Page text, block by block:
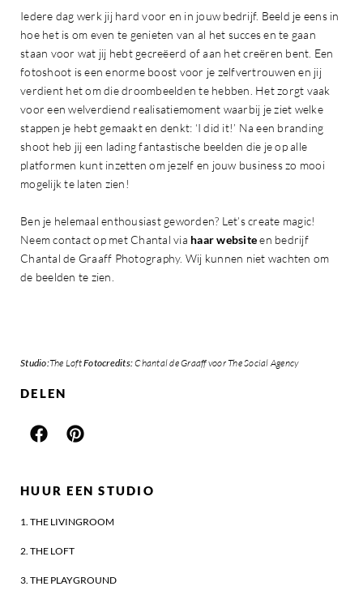
Iedere dag werk jij hard voor en in jouw bedrijf. Beeld je eens in
hoe het is om even te genieten van al het succes en te gaan
staan voor wat jij hebt gecreëerd of aan het creëren bent. Een
fotoshoot is een enorme boost voor je zelfvertrouwen en jij
verdient het om die droombeelden te hebben. Het zorgt vaak
voor een welverdiend realisatiemoment waarbij je ziet welke
stappen je hebt gemaakt en denkt: ‘I did it!’ Na een branding
shoot heb jij een lading fantastische beelden die je op alle
platformen kunt inzetten om jezelf en jouw business zo mooi
mogelijk te laten zien!
Ben je helemaal enthousiast geworden? Let’s create magic!
Neem contact op met Chantal via haar websiteen bedrijf
Chantal de Graaff Photography. Wij kunnen niet wachten om
de beelden te zien.
Studio:The LoftFotocredits:Chantal de Graaff voor The Social Agency
DELEN
HUUR EEN STUDIO
1. THE LIVINGROOM
2. THE LOFT
3. THE PLAYGROUND